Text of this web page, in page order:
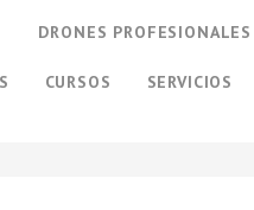
DRONES PROFESIONALES
CURSOS SERVICIOS